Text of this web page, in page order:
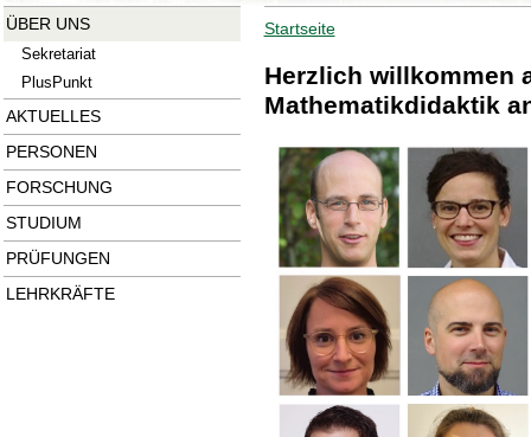
ÜBER UNS
Sekretariat
PlusPunkt
AKTUELLES
PERSONEN
FORSCHUNG
STUDIUM
PRÜFUNGEN
LEHRKRÄFTE
Startseite
Herzlich willkommen
Mathematikdidaktik